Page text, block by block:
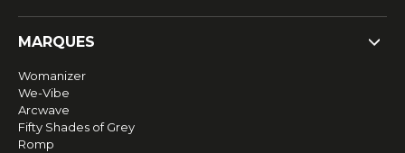
MARQUES
Womanizer
We-Vibe
Arcwave
Fifty Shades of Grey
Romp